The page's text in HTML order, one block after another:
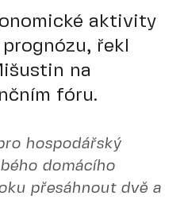
aktivity
řekl
na
fóru.
hospodářský
domácího
přesáhnout dvě a